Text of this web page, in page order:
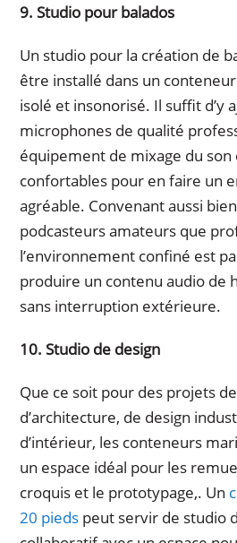
9. Studio pour balados
Un studio pour la création de
être installé dans un
isolé et insonorisé. Il suffit d’y
microphones de qualité
équipement de mixage du son
confortables pour en faire un
agréable. Convenant aussi
podcasteurs amateurs que
l’environnement confiné est
produire un contenu audio de
sans interruption extérieure.
10. Studio de design
Que ce soit pour des projets
d’architecture, de design
d’intérieur, les conteneurs
un espace idéal pour les
croquis et le prototypage,. Un
20 pieds peut servir de studio